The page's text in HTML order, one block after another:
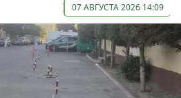
07 АВГУСТА 2026 14:09